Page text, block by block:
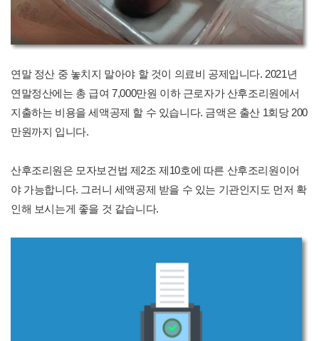
연말 정산 중 놓치지 말아야 할 것이 의료비 공제입니다. 2021년
연말정산에는 총 급여 7,000만원 이하 근로자가 산후조리원에서
지출하는 비용을 세액공제 할 수 있습니다. 금액은 출산 1회당 200
만원까지 입니다.
산후조리원은 모자보건법 제2조 제10호에 따른 산후조리원이어
야 가능합니다. 그러니 세액공제 받을 수 있는 기관인지도 먼저 확
인해 보시는게 좋을 것 같습니다.